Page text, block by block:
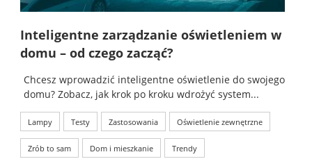
Inteligentne zarządzanie oświetleniem w
domu – od czego zacząć?
Chcesz wprowadzić inteligentne oświetlenie do swojego
domu? Zobacz, jak krok po kroku wdrożyć system...
Lampy Testy Zastosowania Oświetlenie zewnętrzne
Zrób to sam Dom i mieszkanie Trendy